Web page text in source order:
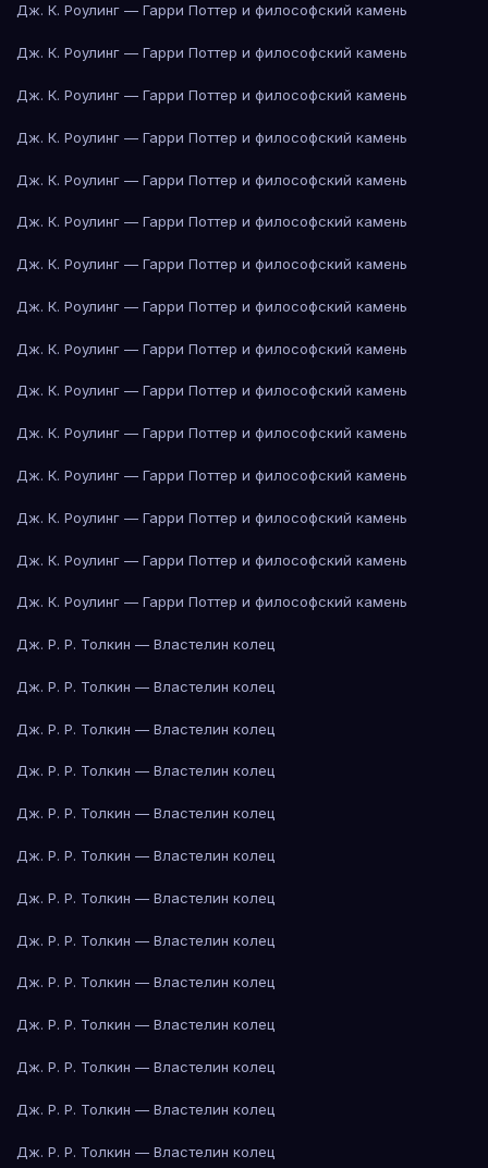
Дж. К. Роулинг — Гарри Поттер и философский камень
Дж. К. Роулинг — Гарри Поттер и философский камень
Дж. К. Роулинг — Гарри Поттер и философский камень
Дж. К. Роулинг — Гарри Поттер и философский камень
Дж. К. Роулинг — Гарри Поттер и философский камень
Дж. К. Роулинг — Гарри Поттер и философский камень
Дж. К. Роулинг — Гарри Поттер и философский камень
Дж. К. Роулинг — Гарри Поттер и философский камень
Дж. К. Роулинг — Гарри Поттер и философский камень
Дж. К. Роулинг — Гарри Поттер и философский камень
Дж. К. Роулинг — Гарри Поттер и философский камень
Дж. К. Роулинг — Гарри Поттер и философский камень
Дж. К. Роулинг — Гарри Поттер и философский камень
Дж. К. Роулинг — Гарри Поттер и философский камень
Дж. К. Роулинг — Гарри Поттер и философский камень
Дж. Р. Р. Толкин — Властелин колец
Дж. Р. Р. Толкин — Властелин колец
Дж. Р. Р. Толкин — Властелин колец
Дж. Р. Р. Толкин — Властелин колец
Дж. Р. Р. Толкин — Властелин колец
Дж. Р. Р. Толкин — Властелин колец
Дж. Р. Р. Толкин — Властелин колец
Дж. Р. Р. Толкин — Властелин колец
Дж. Р. Р. Толкин — Властелин колец
Дж. Р. Р. Толкин — Властелин колец
Дж. Р. Р. Толкин — Властелин колец
Дж. Р. Р. Толкин — Властелин колец
Дж. Р. Р. Толкин — Властелин колец